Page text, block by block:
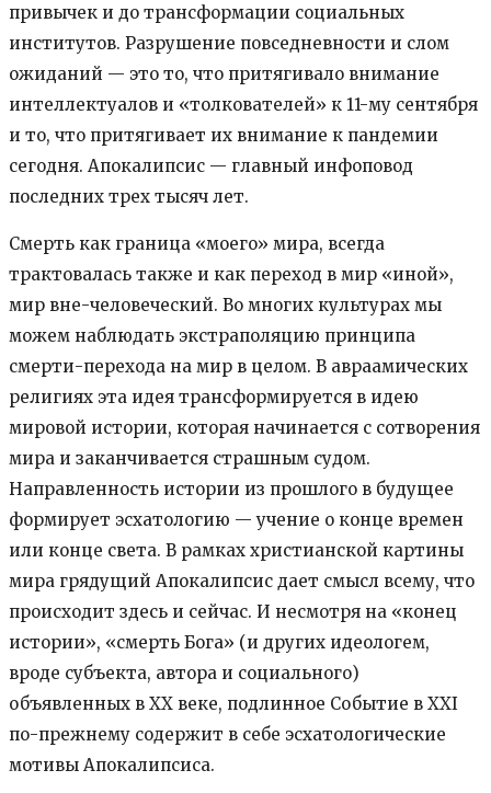
привычек и до трансформации социальных
институтов. Разрушение повседневности и слом
ожиданий — это то, что притягивало внимание
интеллектуалов и «толкователей» к 11-му сентября
и то, что притягивает их внимание к пандемии
сегодня. Апокалипсис — главный инфоповод
последних трех тысяч лет.
Смерть как граница «моего» мира, всегда
трактовалась также и как переход в мир «иной»,
мир вне-человеческий. Во многих культурах мы
можем наблюдать экстраполяцию принципа
смерти-перехода на мир в целом. В авраамических
религиях эта идея трансформируется в идею
мировой истории, которая начинается с сотворения
мира и заканчивается страшным судом.
Направленность истории из прошлого в будущее
формирует эсхатологию — учение о конце времен
или конце света. В рамках христианской картины
мира грядущий Апокалипсис дает смысл всему, что
происходит здесь и сейчас. И несмотря на «конец
истории», «смерть Бога» (и других идеологем,
вроде субъекта, автора и социального)
объявленных в XX веке, подлинное Событие в XXI
по-прежнему содержит в себе эсхатологические
мотивы Апокалипсиса.